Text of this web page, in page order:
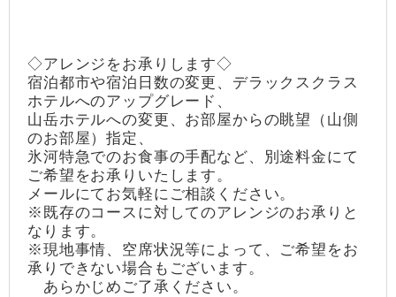
◇アレンジをお承りします◇
宿泊都市や宿泊日数の変更、デラックスクラス
ホテルへのアップグレード、
山岳ホテルへの変更、お部屋からの眺望（山側
のお部屋）指定、
氷河特急でのお食事の手配など、別途料金にて
ご希望をお承りいたします。
メールにてお気軽にご相談ください。
※既存のコースに対してのアレンジのお承りと
なります。
※現地事情、空席状況等によって、ご希望をお
承りできない場合もございます。
あらかじめご了承ください。